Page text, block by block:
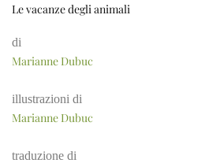
Le vacanze degli animali
di
Marianne Dubuc
illustrazioni di
Marianne Dubuc
traduzione di